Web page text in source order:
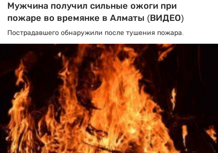
Мужчина получил сильные ожоги при
пожаре во времянке в Алматы (ВИДЕО)
Пострадавшего обнаружили после тушения пожара.